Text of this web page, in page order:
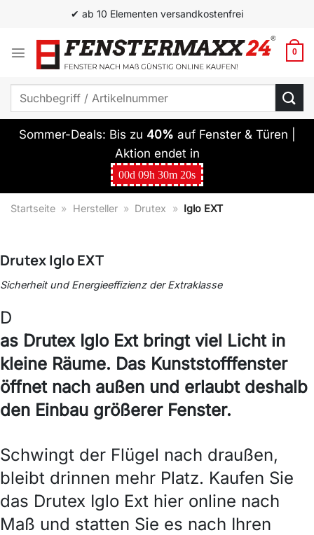
springen
✔ ab 10 Elementen versandkostenfrei
0
Suchen
Sommer-Deals: Bis zu 40% auf Fenster & Türen |
Aktion endet in
00d 09h 30m 19s
Startseite » Hersteller » Drutex » Iglo EXT
DrutexIglo EXT
Sicherheit und Energieeffizienz der Extraklasse
D
as Drutex Iglo Ext bringt viel Licht in
kleine Räume. Das Kunststofffenster
öffnet nach außen und erlaubt deshalb
den Einbau größerer Fenster.
Schwingt der Flügel nach draußen,
bleibt drinnen mehr Platz. Kaufen Sie
das Drutex Iglo Ext hier online nach
Maß und statten Sie es nach Ihren